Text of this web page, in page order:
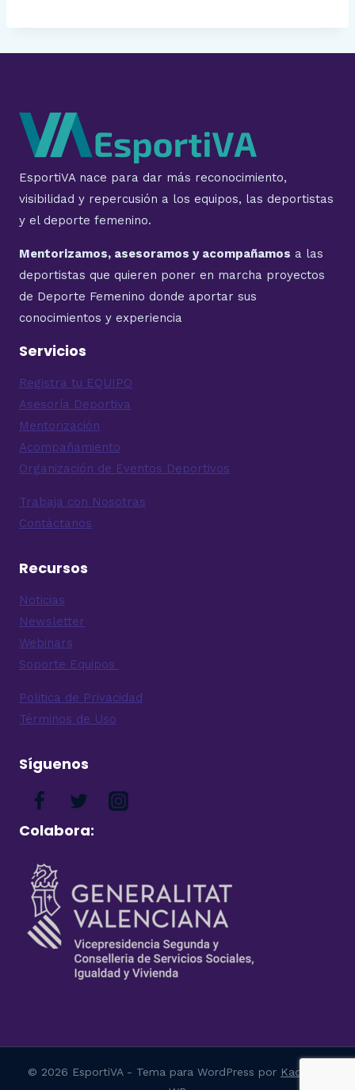
EsportiVA nace para dar más reconocimiento,
visibilidad y repercusión a los equipos, las deportistas
y el deporte femenino.
Mentorizamos, asesoramos y acompañamos a las
deportistas que quieren poner en marcha proyectos
de Deporte Femenino donde aportar sus
conocimientos y experiencia
Servicios
Registra tu EQUIPO
Asesoría Deportiva
Mentorización
Acompañamiento
Organización de Eventos Deportivos
Trabaja con Nosotras
Contáctanos
Recursos
Noticias
Newsletter
Webinars
Soporte Equipos
Politica de Privacidad
Términos de Uso
Síguenos
Colabora:
© 2026 EsportiVA - Tema para WordPress por Kadence